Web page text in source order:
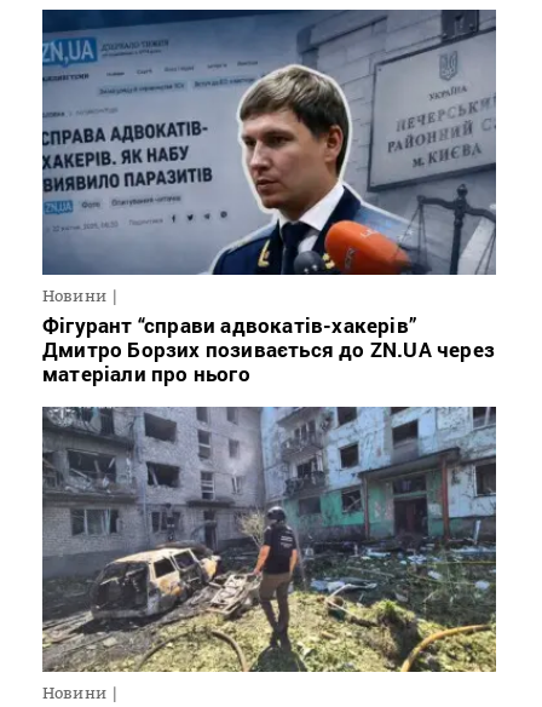
Новини
Фігурант “справи адвокатів-хакерів”
Дмитро Борзих позивається до ZN.UA через
матеріали про нього
Новини